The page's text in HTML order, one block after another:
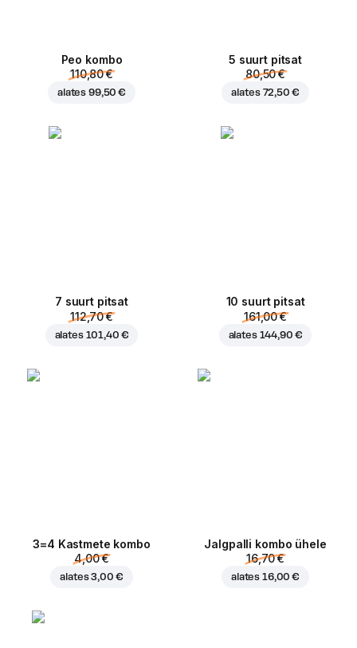
Peo kombo
110,80 €
alates 99,50 €
5 suurt pitsat
80,50 €
alates 72,50 €
7 suurt pitsat
112,70 €
alates 101,40 €
10 suurt pitsat
161,00 €
alates 144,90 €
3=4 Kastmete kombo
4,00 €
alates3,00 €
Jalgpalli kombo ühele
16,70 €
alates 16,00 €